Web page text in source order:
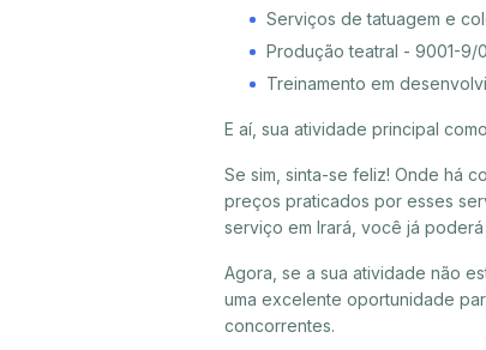
Serviços de tatuagem e
Produção teatral - 9001-9/
Treinamento em
E aí, sua atividade principal
Se sim, sinta-se feliz! Onde há
preços praticados por esses
serviço em Irará, você já
Agora, se a sua atividade não
uma excelente oportunidade
concorrentes.